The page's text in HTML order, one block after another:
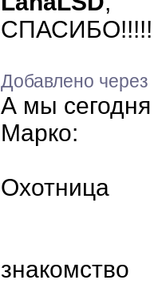
СПАСИБО!!!!!
Добавлено
А мы
Марко:
Охотница
знакомство